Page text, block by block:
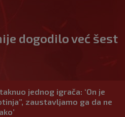
dogodilo već šest
jednog igrača: ‘On je
zaustavljamo ga da ne